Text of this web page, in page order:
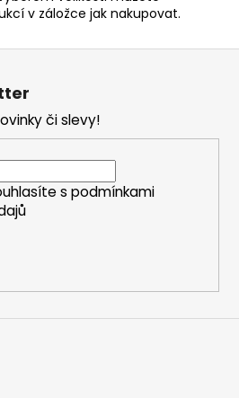
v záložce jak nakupovat.
či slevy!
s podmínkami